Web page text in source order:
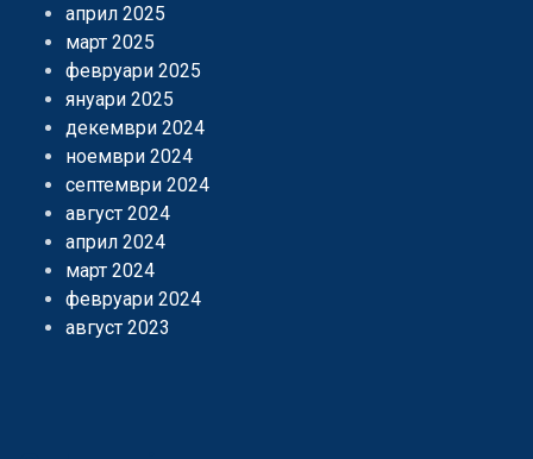
април 2025
март 2025
февруари 2025
януари 2025
декември 2024
ноември 2024
септември 2024
август 2024
април 2024
март 2024
февруари 2024
август 2023